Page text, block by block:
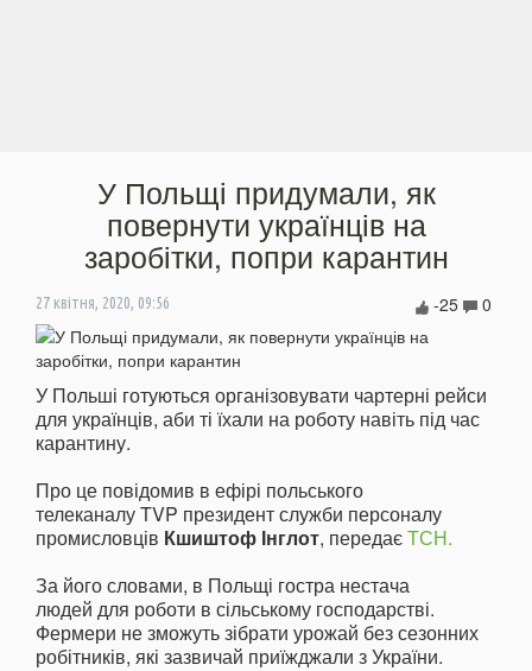
У Польщі придумали, як
повернути українців на
заробітки, попри карантин
27 квітня, 2020, 09:56 0
-25
У Польші готуються організовувати чартерні рейси
для українців, аби ті їхали на роботу навіть під час
карантину.
Про це повідомив в ефірі польського
телеканалу TVP президент служби персоналу
промисловців Кшиштоф Інглот, передаєТСН.
За його словами, в Польщі гостра нестача
людей для роботи в сільському господарстві.
Фермери не зможуть зібрати урожай без сезонних
робітників, які зазвичай приїжджали з України.